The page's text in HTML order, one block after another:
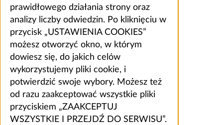
prawidłowego działania strony oraz
analizy liczby odwiedzin. Po kliknięciu w
przycisk „USTAWIENIA COOKIES”
możesz otworzyć okno, w którym
dowiesz się, do jakich celów
wykorzystujemy pliki cookie, i
potwierdzić swoje wybory. Możesz też
od razu zaakceptować wszystkie pliki
przyciskiem „ZAAKCEPTUJ
WSZYSTKIE I PRZEJDŹ DO SERWISU”.